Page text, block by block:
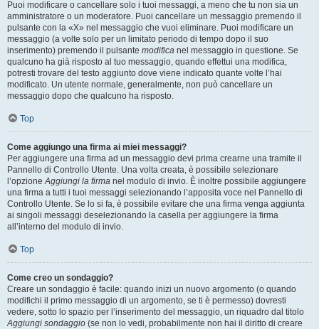
Puoi modificare o cancellare solo i tuoi messaggi, a meno che tu non sia un
amministratore o un moderatore. Puoi cancellare un messaggio premendo il
pulsante con la «X» nel messaggio che vuoi eliminare. Puoi modificare un
messaggio (a volte solo per un limitato periodo di tempo dopo il suo
inserimento) premendo il pulsante modifica nel messaggio in questione. Se
qualcuno ha già risposto al tuo messaggio, quando effettui una modifica,
potresti trovare del testo aggiunto dove viene indicato quante volte l’hai
modificato. Un utente normale, generalmente, non può cancellare un
messaggio dopo che qualcuno ha risposto.
Top
Come aggiungo una firma ai miei messaggi?
Per aggiungere una firma ad un messaggio devi prima crearne una tramite il
Pannello di Controllo Utente. Una volta creata, è possibile selezionare
l’opzioneAggiungi la firma nel modulo di invio. È inoltre possibile aggiungere
una firma a tutti i tuoi messaggi selezionando l’apposita voce nel Pannello di
Controllo Utente. Se lo si fa, è possibile evitare che una firma venga aggiunta
ai singoli messaggi deselezionando la casella per aggiungere la firma
all’interno del modulo di invio.
Top
Come creo un sondaggio?
Creare un sondaggio è facile: quando inizi un nuovo argomento (o quando
modifichi il primo messaggio di un argomento, se ti è permesso) dovresti
vedere, sotto lo spazio per l’inserimento del messaggio, un riquadro dal titolo
Aggiungi sondaggio (se non lo vedi, probabilmente non hai il diritto di creare